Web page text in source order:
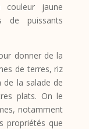
couleur jaune
de puissants
donner de la
de terres, riz
de la salade de
plats. On le
notamment
propriétés que